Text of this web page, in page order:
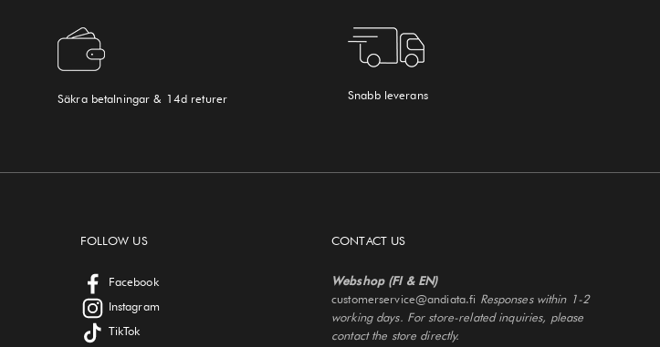
Säkra betalningar & 14d returer Snabb leverans
FOLLOW US
Facebook
Instagram
TikTok
CONTACT US
Webshop (FI & EN)
customerservice@andiata.fi Responses within 1-2
working days. For store-related inquiries, please
contact the store directly.